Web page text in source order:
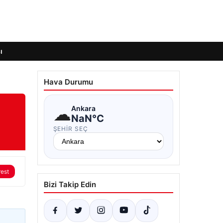
Hava Durumu
☁Ankara
NaN°C
ŞEHIR SEÇ
Bizi Takip Edin